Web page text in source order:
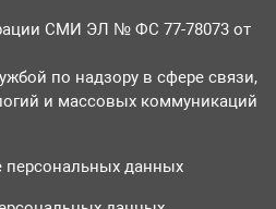
СМИ ЭЛ № ФС 77-78073 от
по надзору в сфере связи,
и массовых коммуникаций
персональных данных